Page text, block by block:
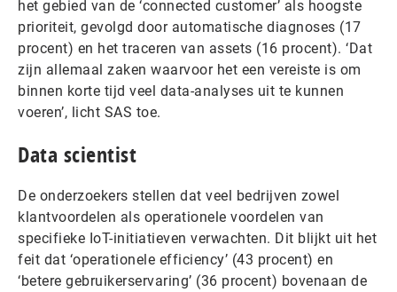
het gebied van de ‘connected customer’ als hoogste
prioriteit, gevolgd door automatische diagnoses (17
procent) en het traceren van assets (16 procent). ‘Dat
zijn allemaal zaken waarvoor het een vereiste is om
binnen korte tijd veel data-analyses uit te kunnen
voeren’, licht SAS toe.
Data scientist
De onderzoekers stellen dat veel bedrijven zowel
klantvoordelen als operationele voordelen van
specifieke IoT-initiatieven verwachten. Dit blijkt uit het
feit dat ‘operationele efficiency’ (43 procent) en
‘betere gebruikerservaring’ (36 procent) bovenaan de